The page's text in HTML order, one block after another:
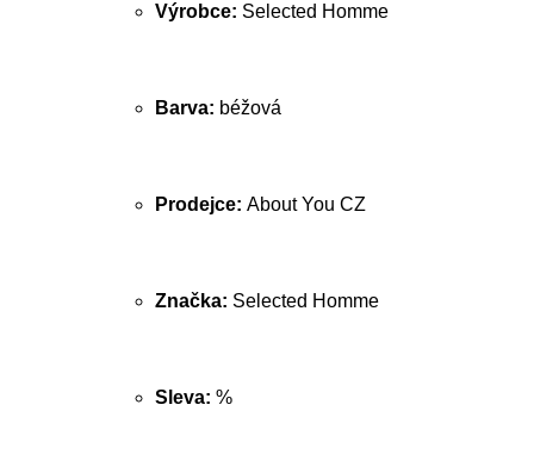
Výrobce: Selected Homme
Barva: béžová
Prodejce: About You CZ
Značka: Selected Homme
Sleva: %